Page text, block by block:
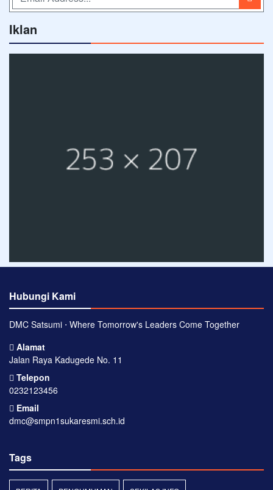
Iklan
Hubungi Kami
DMC Satsumi ⋅ Where Tomorrow's Leaders Come Together
Alamat
Jalan Raya Kadugede No. 11
Telepon
0232123456
Email
dmc@smpn1sukaresmi.sch.id
Tags